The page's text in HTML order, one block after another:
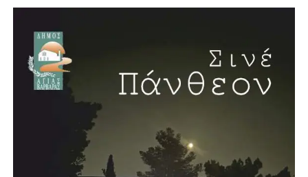
Η συνέντευξη έκλεισε με μία ιδιαίτερα θετική είδηση για
την πόλη. Ο Λάμπρος Μίχος επιβεβαίωσε ότι προχωρά η
δημιουργία νέου κλειστού κολυμβητηρίου στην Αγία
Βαρβάρα, με πισίνα μήκους 25 μέτρων. Το έργο, όπως
ανέφερε, προωθείται σε συνεργασία με την Περιφέρεια και
πρόκειται να κατασκευαστεί σε χώρο χαρακτηρισμένο για
αθλητικές εγκαταστάσεις.